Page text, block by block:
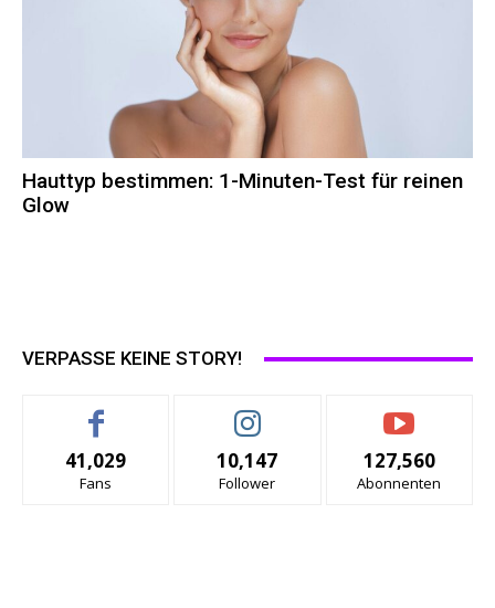
Hauttyp bestimmen: 1-Minuten-Test für reinen
Glow
VERPASSE KEINE STORY!
41,029
Fans
10,147
Follower
127,560
Abonnenten